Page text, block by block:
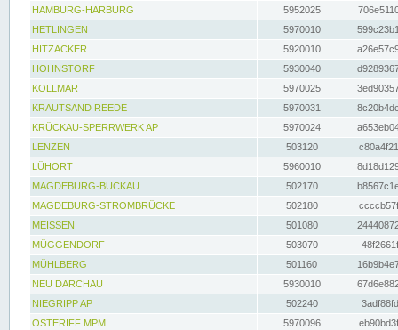
HAMBURG-HARBURG
5952025
HETLINGEN
5970010
HITZACKER
5920010
HOHNSTORF
5930040
KOLLMAR
5970025
KRAUTSAND REEDE
5970031
KRÜCKAU-SPERRWERK AP
5970024
LENZEN
503120
LÜHORT
5960010
MAGDEBURG-BUCKAU
502170
MAGDEBURG-STROMBRÜCKE
502180
MEISSEN
501080
MÜGGENDORF
503070
MÜHLBERG
501160
NEU DARCHAU
5930010
NIEGRIPP AP
502240
OSTERIFF MPM
5970096